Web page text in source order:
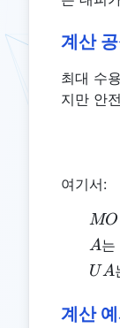
계산
최대 수
지만 안
여기서:
MO
MO
A
A는
UA
UA
계산